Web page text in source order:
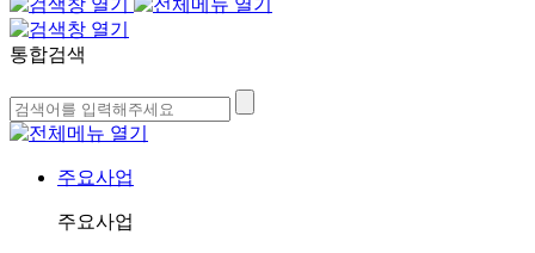
통합검색
주요사업
주요사업